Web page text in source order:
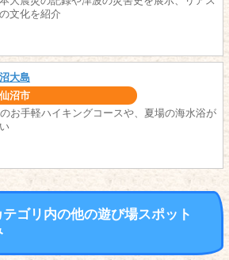
文化を紹介
大島
沼市
お手軽ハイキングコースや、夏場の海水浴が
テゴリ内の他の遊び場スポット